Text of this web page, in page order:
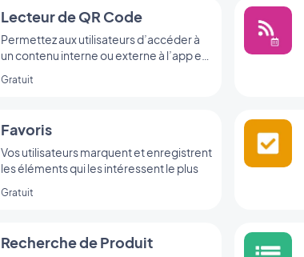
Lecteur de QR Code
Permettez aux utilisateurs d’accéder à
un contenu interne ou externe à l’app en
GoodBarber.
Gratuit
Favoris
Vos utilisateurs marquent et enregistrent
les éléments qui les intéressent le plus
Gratuit
Recherche de Produit